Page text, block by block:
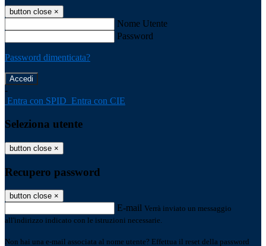
button close ×
Nome Utente
Password
Password dimenticata?
-
Entra con SPID Entra con CIE
Seleziona utente
button close ×
Recupero password
button close ×
E-mail Verrà inviato un messaggio
all'indirizzo indicato con le istruzioni necessarie.
Non hai una e-mail associata al nome utente? Effettua il reset della password